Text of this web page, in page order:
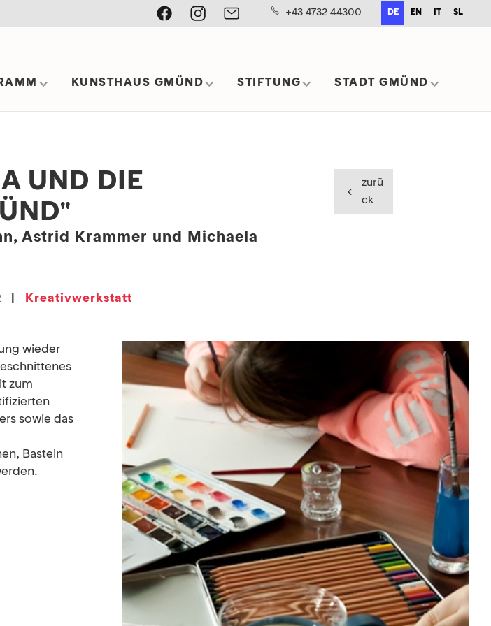
+43 4732 44300 DE EN SL
KUNSTHAUS GMÜND STIFTUNG STADT GMÜND
UND DIE
Astrid Krammer und Michaela
Kreativwerkstatt
zurü
ck
wieder
zum
sowie das
Basteln